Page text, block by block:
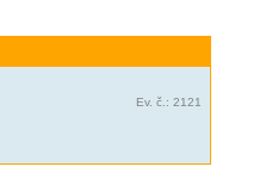
Ev. č.: 2121